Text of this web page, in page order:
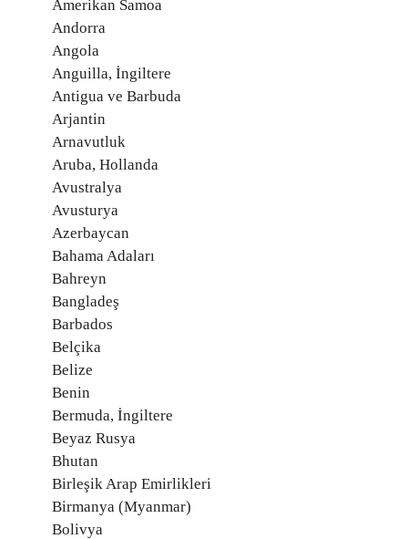
Amerikan Samoa
Andorra
Angola
Anguilla, İngiltere
Antigua ve Barbuda
Arjantin
Arnavutluk
Aruba, Hollanda
Avustralya
Avusturya
Azerbaycan
Bahama Adaları
Bahreyn
Bangladeş
Barbados
Belçika
Belize
Benin
Bermuda, İngiltere
Beyaz Rusya
Bhutan
Birleşik Arap Emirlikleri
Birmanya (Myanmar)
Bolivya